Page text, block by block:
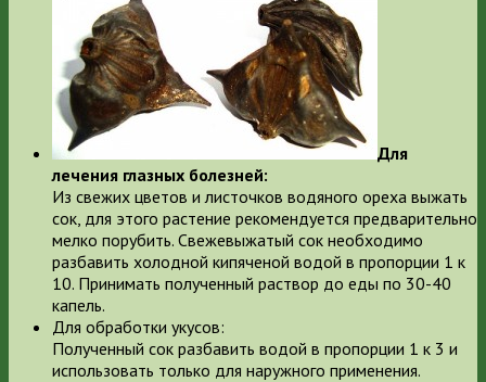
Для
лечения глазных болезней:
Из свежих цветов и листочков водяного ореха выжать
сок, для этого растение рекомендуется предварительно
мелко порубить. Свежевыжатый сок необходимо
разбавить холодной кипяченой водой в пропорции 1 к
10. Принимать полученный раствор до еды по 30-40
капель.
Для обработки укусов:
Полученный сок разбавить водой в пропорции 1 к 3 и
использовать только для наружного применения.